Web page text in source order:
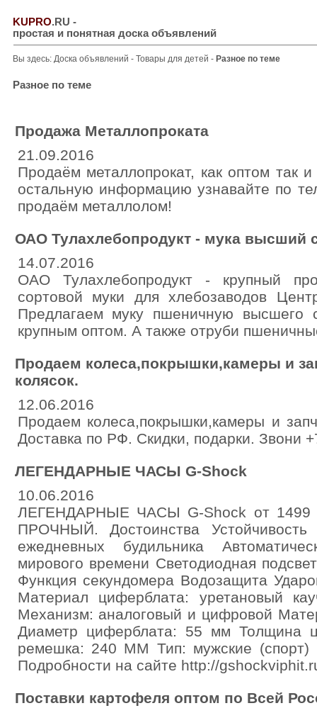
KUPRO.RU -
простая и понятная доска объявлений
Вы здесь: Доска объявлений - Товары для детей - Разное по теме
Разное по теме
Продажа Металлопроката
21.09.2016
Продаём металлопрокат, как оптом так
остальную информацию узнавайте по
продаём металлолом!
ОАО Тулахлебопродукт - мука высший
14.07.2016
ОАО Тулахлебопродукт - крупный
сортовой муки для хлебозаводов
Предлагаем муку пшеничную
крупным оптом. А также отруби
Продаем колеса,покрышки,камеры и
колясок.
12.06.2016
Продаем колеса,покрышки,камеры и
Доставка по РФ. Скидки, подарки. Звони
ЛЕГЕНДАРНЫЕ ЧАСЫ G-Shock
10.06.2016
ЛЕГЕНДАРНЫЕ ЧАСЫ G-Shock от
ПРОЧНЫЙ. Достоинства
ежедневных будильника
мирового времени Светодиодная
Функция секундомера Водозащита
Материал циферблата: уретановый
Механизм: аналоговый и цифровой
Диаметр циферблата: 55 мм Толщина
ремешка: 240 ММ Тип: мужские (спорт)
Подробности на сайте http://
Поставки картофеля оптом по Всей